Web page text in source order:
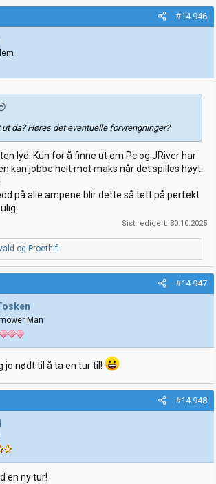
#14.946
da? Høres det eventuelle forvrengninger?
lyd. Kun for å finne ut om Pc og JRiver har
kan jobbe helt mot maks når det spilles høyt.
på alle ampene blir dette så tett på perfekt
Sist redigert: 30.10.2025
og Proethifi
#14.947
Man
jo nødt til å ta en tur til!
#14.948
en ny tur!